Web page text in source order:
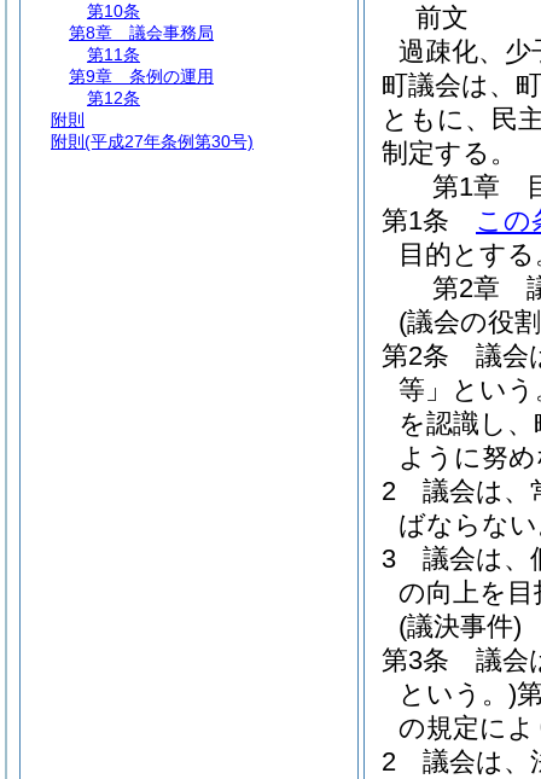
前文
過疎化、
町議会は、
ともに、民
制定する。
第1章
第1条
この
目的とする
第2章
(議会の役
第2条
議会
等」という
を認識し
ように努
2
議会は、
ばならな
3
議会は、
の向上を
(議決事件)
第3条
議会
という。)
の規定に
2
議会は、
第10条
第8章
議会事務局
第11条
第9章
条例の運用
第12条
附則
附則 (平成27年条例第30号)